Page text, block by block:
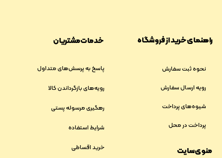
راهنمای خرید از فروشگاه
نحوه ثبت سفارش
رویه ارسال سفارش
شیوه‌های پرداخت
پرداخت در محل
خدمات مشتریان
پاسخ به پرسش‌های متداول
رویه‌های بازگرداندن کالا
رهگیری مرسوله پستی
شرایط استفاده
خرید اقساطی
منوی سایت